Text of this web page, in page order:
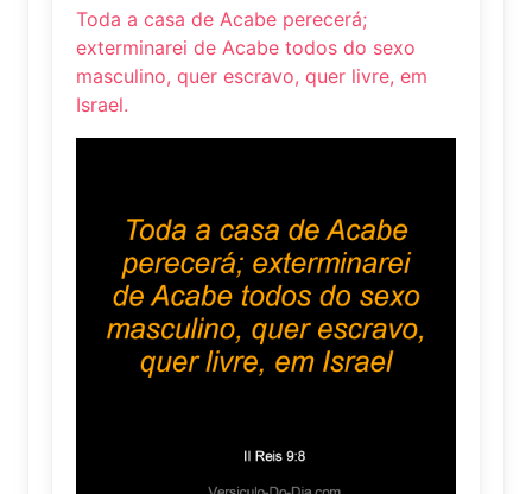
Toda a casa de Acabe perecerá;
exterminarei de Acabe todos do sexo
masculino, quer escravo, quer livre, em
Israel.